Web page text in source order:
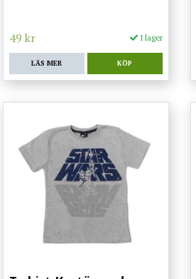
49 kr I lager
LÄS MER KÖP